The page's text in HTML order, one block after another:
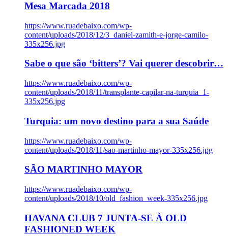
Mesa Marcada 2018
https://www.ruadebaixo.com/wp-
content/uploads/2018/12/3_daniel-zamith-e-jorge-camilo-
335x256.jpg
Sabe o que são ‘bitters’? Vai querer descobrir…
https://www.ruadebaixo.com/wp-
content/uploads/2018/11/transplante-capilar-na-turquia_1-
335x256.jpg
Turquia: um novo destino para a sua Saúde
https://www.ruadebaixo.com/wp-
content/uploads/2018/11/sao-martinho-mayor-335x256.jpg
SÃO MARTINHO MAYOR
https://www.ruadebaixo.com/wp-
content/uploads/2018/10/old_fashion_week-335x256.jpg
HAVANA CLUB 7 JUNTA-SE À OLD
FASHIONED WEEK